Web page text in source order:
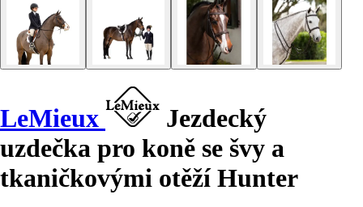
LeMieux
Jezdecký
uzdečka pro koně se švy a
tkaničkovými otěží Hunter